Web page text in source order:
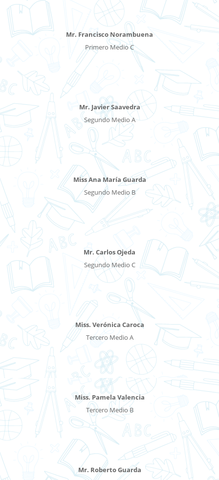
Mr. Francisco Norambuena
Primero Medio C
Mr. Javier Saavedra
Segundo Medio A
Miss Ana María Guarda
Segundo Medio B
Mr. Carlos Ojeda
Segundo Medio C
Miss. Verónica Caroca
Tercero Medio A
Miss. Pamela Valencia
Tercero Medio B
Mr. Roberto Guarda